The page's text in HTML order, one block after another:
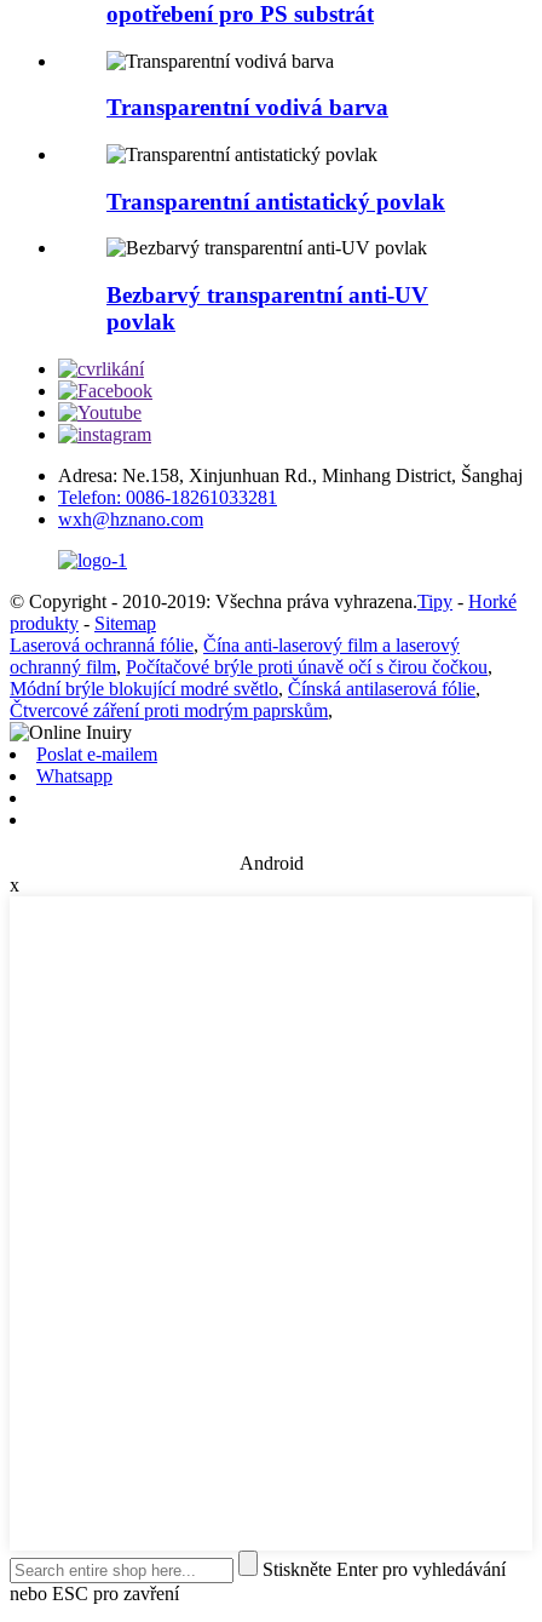
opotřebení pro PS substrát
Transparentní vodivá barva
Transparentní antistatický povlak
Bezbarvý transparentní anti-UV
povlak
Adresa: Ne.158, Xinjunhuan Rd., Minhang District, Šanghaj
Telefon: 0086-18261033281
wxh@hznano.com
© Copyright - 2010-2019: Všechna práva vyhrazena.Tipy - Horké
produkty - Sitemap
Laserová ochranná fólie, Čína anti-laserový film a laserový
ochranný film, Počítačové brýle proti únavě očí s čirou čočkou,
Módní brýle blokující modré světlo, Čínská antilaserová fólie,
Čtvercové záření proti modrým paprskům,
Poslat e-mailem
Whatsapp
Android
x
Stiskněte Enter pro vyhledávání
nebo ESC pro zavření